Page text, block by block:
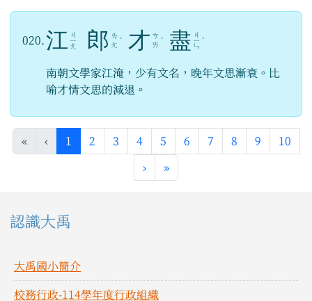
020. 江 ㄐ
ㄧ
ㄤ 郎 ㄌ
ㄤ ˊ 才 ㄘ
ㄞ ˊ 盡 ㄐ
ㄧ
ㄣ
ˋ
南朝文學家江淹，少有文名，晚年文思漸衰。比
喻才情文思的減退。
« ‹ 1 (目前頁次)
2 3 4 5 6 7 8 9 10
›下一頁
»最後頁
左邊區域內容
認識大禹
大禹國小簡介
校務行政-114學年度行政組織